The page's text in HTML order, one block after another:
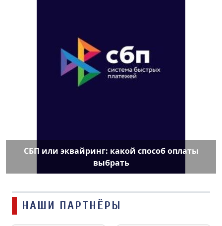
СБП или эквайринг: какой способ оплаты
выбрать
НАШИ ПАРТНЁРЫ